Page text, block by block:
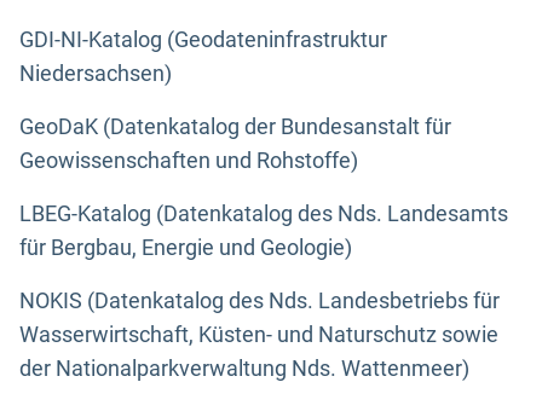
GDI-NI-Katalog (Geodateninfrastruktur
Niedersachsen)
GeoDaK (Datenkatalog der Bundesanstalt für
Geowissenschaften und Rohstoffe)
LBEG-Katalog (Datenkatalog des Nds. Landesamts
für Bergbau, Energie und Geologie)
NOKIS (Datenkatalog des Nds. Landesbetriebs für
Wasserwirtschaft, Küsten- und Naturschutz sowie
der Nationalparkverwaltung Nds. Wattenmeer)